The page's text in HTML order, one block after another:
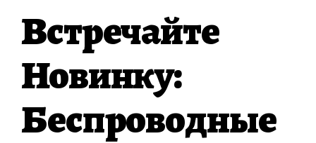
Встречайте
Новинку:
Беспроводные